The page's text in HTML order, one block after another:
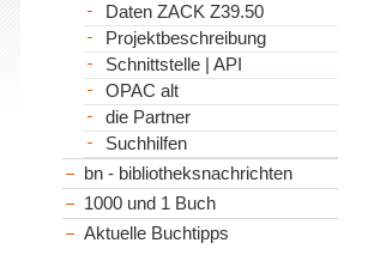
Daten ZACK Z39.50
Projektbeschreibung
Schnittstelle | API
OPAC alt
die Partner
Suchhilfen
bn - bibliotheksnachrichten
1000 und 1 Buch
Aktuelle Buchtipps